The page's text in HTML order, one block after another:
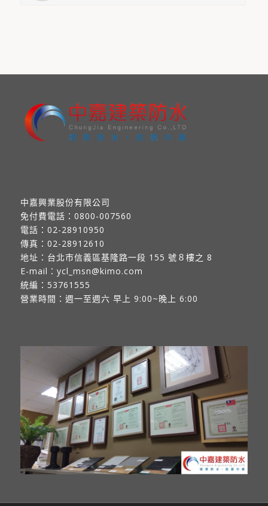
中嘉興業股份有限公司
免付費電話： 0800-007560
電話： 02-28910950
傳真： 02-28912610
地址： 台北市信義區基隆路一段 155 號８樓之 8
E-mail： ycl_msn@kimo.com
統編：53761555
營業時間：週一至週六 早上 9:00~晚上 6:00